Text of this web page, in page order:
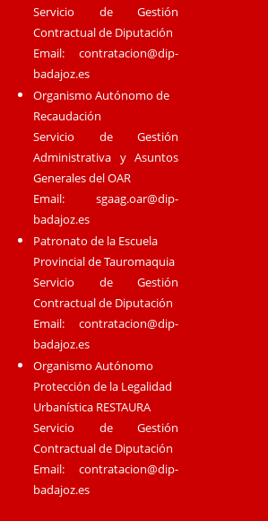
Servicio de Gestión
Contractual de Diputación
Email:contratacion@dip-
badajoz.es
Organismo Autónomo de
Recaudación
Servicio de Gestión
Administrativa y Asuntos
Generales del OAR
Email:sgaag.oar@dip-
badajoz.es
Patronato de la Escuela
Provincial de Tauromaquia
Servicio de Gestión
Contractual de Diputación
Email:contratacion@dip-
badajoz.es
Organismo Autónomo
Protección de la Legalidad
Urbanística RESTAURA
Servicio de Gestión
Contractual de Diputación
Email:contratacion@dip-
badajoz.es